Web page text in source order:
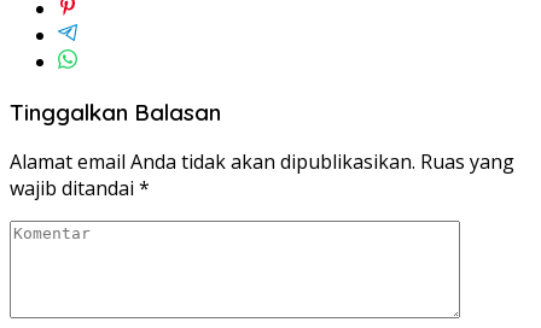
Tinggalkan Balasan
Alamat email Anda tidak akan dipublikasikan. Ruas yang
wajib ditandai *